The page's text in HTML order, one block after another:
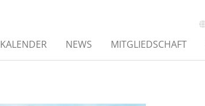
KALENDER NEWS MITGLIEDSCHAFT